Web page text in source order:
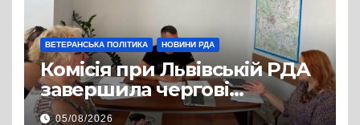
ВЕТЕРАНСЬКА ПОЛІТИКА НОВИНИ РДА
Комісія при Львівській РДА
завершила чергові
співбесіди та
05/08/2026